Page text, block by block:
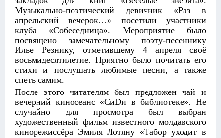
Музыкально-поэтический девичник «Раз в
апрельский вечерок…» посетили участники
клуба «Собеседница». Мероприятие было
посвящено замечательному поэту-песеннику
Илье Резнику, отметившему 4 апреля своё
восьмидесятилетие. Приятно было почитать его
стихи и послушать любимые песни, а также
спеть самим.
После этого читателям был предложен чай и
вечерний киносеанс «СиDи в библиотеке». Не
случайно для просмотра был выбран
художественный фильм известного молдавского
кинорежиссёра Эмиля Лотяну «Табор уходит в